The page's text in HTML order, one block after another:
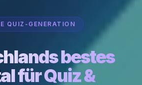
QUIZ-GENERATION
bestes
für Quiz &